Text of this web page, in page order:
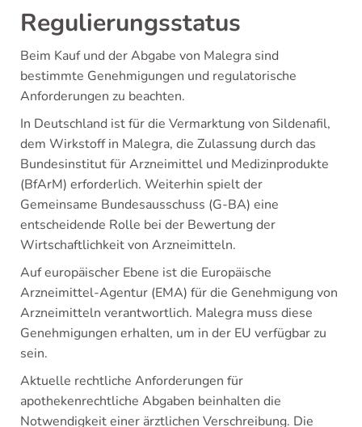
Regulierungsstatus
Beim Kauf und der Abgabe von Malegra sind
bestimmte Genehmigungen und regulatorische
Anforderungen zu beachten.
In Deutschland ist für die Vermarktung von Sildenafil,
dem Wirkstoff in Malegra, die Zulassung durch das
Bundesinstitut für Arzneimittel und Medizinprodukte
(BfArM) erforderlich. Weiterhin spielt der
Gemeinsame Bundesausschuss (G-BA) eine
entscheidende Rolle bei der Bewertung der
Wirtschaftlichkeit von Arzneimitteln.
Auf europäischer Ebene ist die Europäische
Arzneimittel-Agentur (EMA) für die Genehmigung von
Arzneimitteln verantwortlich. Malegra muss diese
Genehmigungen erhalten, um in der EU verfügbar zu
sein.
Aktuelle rechtliche Anforderungen für
apothekenrechtliche Abgaben beinhalten die
Notwendigkeit einer ärztlichen Verschreibung. Die